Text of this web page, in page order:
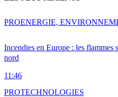
Incendies en Europe : les flammes
nord
11:46
PROENERGIE,
PROTECHNOLOGIES